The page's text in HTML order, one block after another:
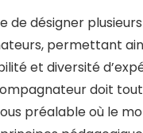
de désigner plusieurs
permettant
et diversité
doit
préalable où le